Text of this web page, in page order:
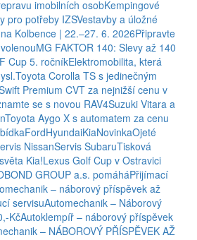
imobilních osobKempingové
pro potřeby IZSVestavby a úložné
Kolbence | 22.–27. 6. 2026Připravte
MG FAKTOR 140: Slevy až 140
Cup 5. ročníkElektromobilita, která
Toyota Corolla TS s jedinečným
Premium CVT za nejnižší cenu v
se s novou RAV4Suzuki Vitara a
Toyota Aygo X s automatem za cenu
FordHyundaiKiaNovinkaOjeté
NissanServis SubaruTisková
Kia!Lexus Golf Cup v Ostravici
GROUP a.s. pomáháPřijímací
– náborový příspěvek až
servisuAutomechanik – Náborový
KčAutoklempíř – náborový příspěvek
– NÁBOROVÝ PŘÍSPĚVEK AŽ